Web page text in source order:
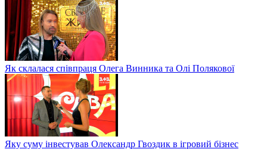
Як склалася співпраця Олега Винника та Олі Полякової
Яку суму інвестував Олександр Гвоздик в ігровий бізнес